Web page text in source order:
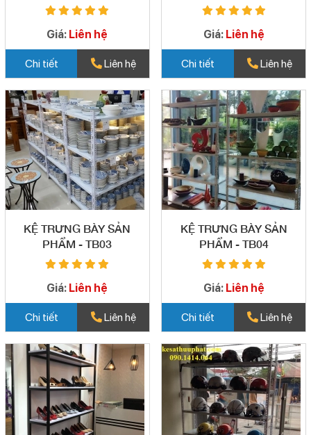
Giá: Liên hệ
Chi tiết Liên hệ
Giá: Liên hệ
Chi tiết Liên hệ
KỆ TRƯNG BÀY SẢN
PHẨM - TB03
Giá: Liên hệ
Chi tiết Liên hệ
KỆ TRƯNG BÀY SẢN
PHẨM - TB04
Giá: Liên hệ
Chi tiết Liên hệ